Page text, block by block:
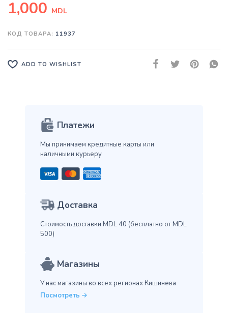
1,000 MDL
КОД ТОВАРА: 11937
ADD TO WISHLIST
Платежи
Мы принимаем кредитные карты или
наличными курьеру
Доставка
Стоимость доставки MDL 40 (бесплатно от MDL
500)
Магазины
У нас магазины во всех регионах Кишинева
Посмотреть